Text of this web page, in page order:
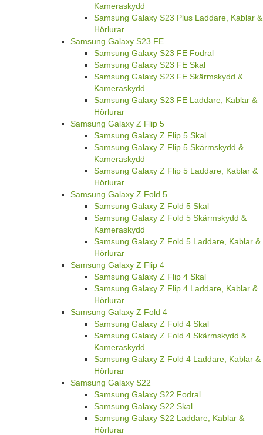
Kameraskydd
Samsung Galaxy S23 Plus Laddare, Kablar &
Hörlurar
Samsung Galaxy S23 FE
Samsung Galaxy S23 FE Fodral
Samsung Galaxy S23 FE Skal
Samsung Galaxy S23 FE Skärmskydd &
Kameraskydd
Samsung Galaxy S23 FE Laddare, Kablar &
Hörlurar
Samsung Galaxy Z Flip 5
Samsung Galaxy Z Flip 5 Skal
Samsung Galaxy Z Flip 5 Skärmskydd &
Kameraskydd
Samsung Galaxy Z Flip 5 Laddare, Kablar &
Hörlurar
Samsung Galaxy Z Fold 5
Samsung Galaxy Z Fold 5 Skal
Samsung Galaxy Z Fold 5 Skärmskydd &
Kameraskydd
Samsung Galaxy Z Fold 5 Laddare, Kablar &
Hörlurar
Samsung Galaxy Z Flip 4
Samsung Galaxy Z Flip 4 Skal
Samsung Galaxy Z Flip 4 Laddare, Kablar &
Hörlurar
Samsung Galaxy Z Fold 4
Samsung Galaxy Z Fold 4 Skal
Samsung Galaxy Z Fold 4 Skärmskydd &
Kameraskydd
Samsung Galaxy Z Fold 4 Laddare, Kablar &
Hörlurar
Samsung Galaxy S22
Samsung Galaxy S22 Fodral
Samsung Galaxy S22 Skal
Samsung Galaxy S22 Laddare, Kablar &
Hörlurar